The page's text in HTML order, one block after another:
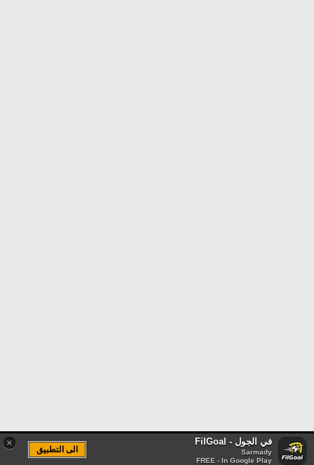
× في الجول - FilGoal
Sarmady
FREE - In Google Play
الى التطبيق